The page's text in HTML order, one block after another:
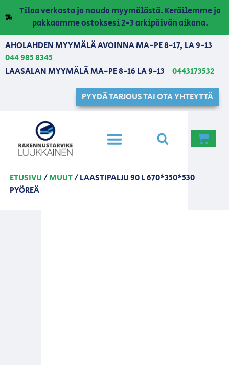
Tilaa verkosta ja nouda myymälästä. Keräilemme ja
pakkaamme ostoksesi 2-3 arkipäivän aikana.
AHOLAHDEN MYYMÄLÄ AVOINNA MA-PE 8-17, LA 9-13
044 985 8345
LAASALAN MYYMÄLÄ MA-PE 8-16 LA 9-13
0443173532
PYYDÄ TARJOUS TAI OTA YHTEYTTÄ
ETUSIVU/MUUT/ LAASTIPALJU 90 L 670*350*530
PYÖREÄ